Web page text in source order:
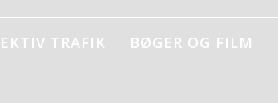
TRAFIK BØGER OG FILM